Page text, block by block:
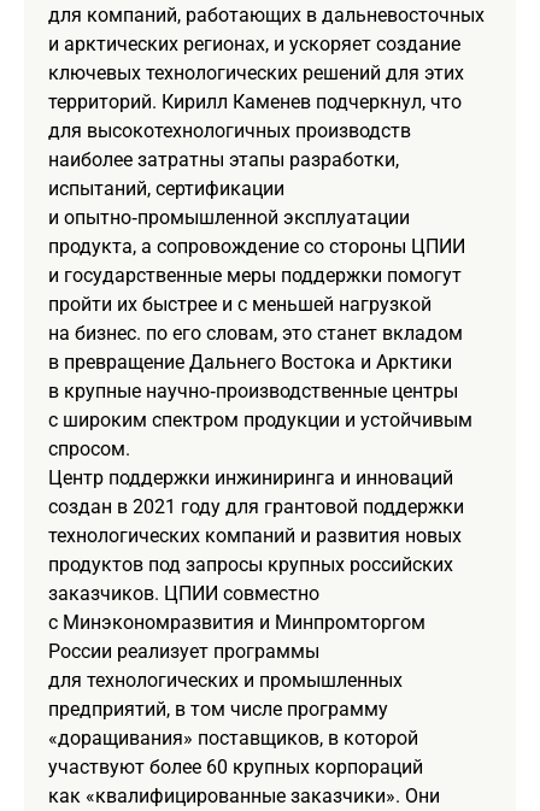
для компаний, работающих в дальневосточных
и арктических регионах, и ускоряет создание
ключевых технологических решений для этих
территорий. Кирилл Каменев подчеркнул, что
для высокотехнологичных производств
наиболее затратны этапы разработки,
испытаний, сертификации
и опытно‑промышленной эксплуатации
продукта, а сопровождение со стороны ЦПИИ
и государственные меры поддержки помогут
пройти их быстрее и с меньшей нагрузкой
на бизнес. по его словам, это станет вкладом
в превращение Дальнего Востока и Арктики
в крупные научно‑производственные центры
с широким спектром продукции и устойчивым
спросом.
Центр поддержки инжиниринга и инноваций
создан в 2021 году для грантовой поддержки
технологических компаний и развития новых
продуктов под запросы крупных российских
заказчиков. ЦПИИ совместно
с Минэкономразвития и Минпромторгом
России реализует программы
для технологических и промышленных
предприятий, в том числе программу
«доращивания» поставщиков, в которой
участвуют более 60 крупных корпораций
как «квалифицированные заказчики». Они